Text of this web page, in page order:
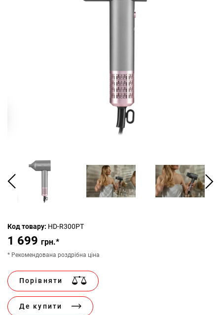
Код товару: HD-R300PT
1 699 грн.*
* Рекомендована роздрібна ціна
Порівняти
Де купити